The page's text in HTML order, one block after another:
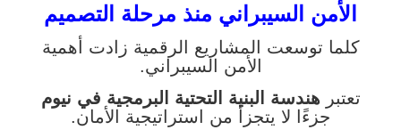
الأمن السيبراني منذ مرحلة التصميم
كلما توسعت المشاريع الرقمية زادت أهمية
الأمن السيبراني.
تعتبرهندسة البنية التحتية البرمجية في نيوم
جزءًا لا يتجزأ من استراتيجية الأمان.